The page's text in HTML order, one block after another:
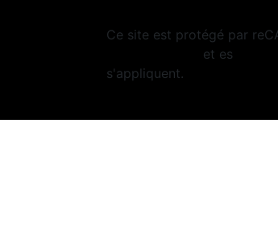
Ce site est protégé par
et es
s'appliquent.